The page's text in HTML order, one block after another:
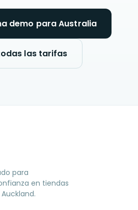
demo para Australia
las tarifas
para
en tiendas